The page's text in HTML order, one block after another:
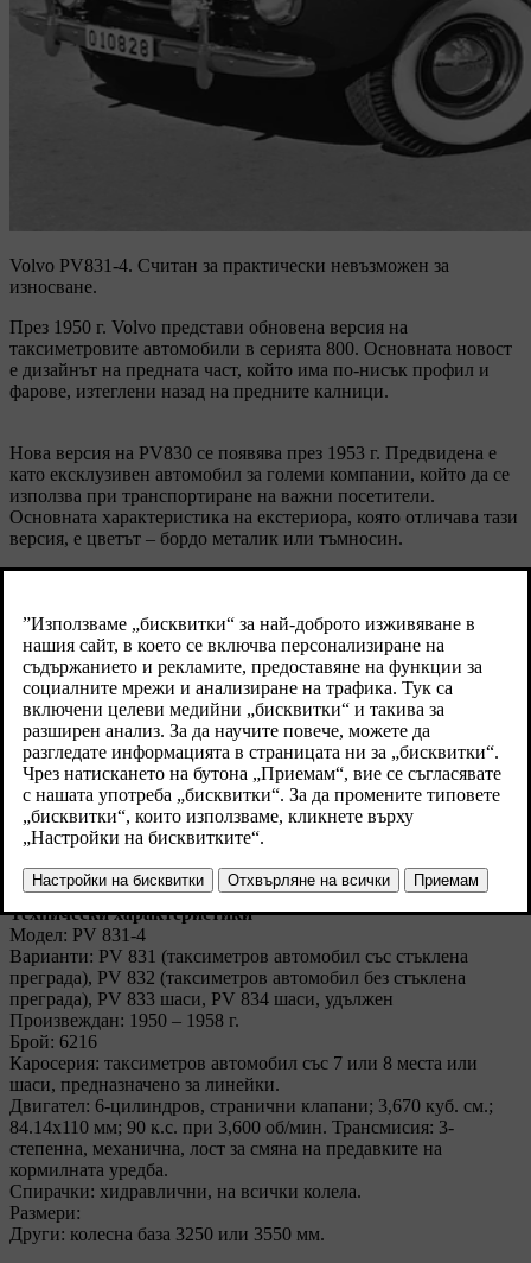
Volvo PV831-4. Считан за практически невъзможен за
износване.
През 1950 г. Volvo представи обновена версия на
таксиметровите автомобили в серията 800. Основната новост
е дизайнът на предната част, който има по-нисък профил и
фарове, изтеглени назад на предните калници.
Нова версия на PV830 се появява през 1953 г. Предвидена е
като ексклузивен автомобил за големи компании, който да се
използва при транспортиране на важни посетители.
Основната характеристика на екстериора, която отличава тази
версия, е цветът – бордо металик или тъмносин.
Задната седалка има сгъваем централен подлакътник, а на
пода има текстилен мокет. Стандартното оборудване включва
радио.
Като таксиметрови автомобили, тези модели се считат за
практически невъзможни за износване и някои от тях се
използват до 80-те години.
Наред с таксиметровата версия, серията 800 се предоставя и
като шаси, предназначено за линейки, комби или малък ван.
Технически характеристики
Модел: PV 831-4
Варианти: PV 831 (таксиметров автомобил със стъклена
преграда), PV 832 (таксиметров автомобил без стъклена
преграда), PV 833 шаси, PV 834 шаси, удължен
Произвеждан: 1950 – 1958 г.
Брой: 6216
Каросерия: таксиметров автомобил със 7 или 8 места или
шаси, предназначено за линейки.
Двигател: 6-цилиндров, странични клапани; 3,670 куб. см.;
84.14x110 мм; 90 к.с. при 3,600 об/мин. Трансмисия: 3-
степенна, механична, лост за смяна на предавките на
кормилната уредба.
Спирачки: хидравлични, на всички колела.
Размери:
Други: колесна база 3250 или 3550 мм.